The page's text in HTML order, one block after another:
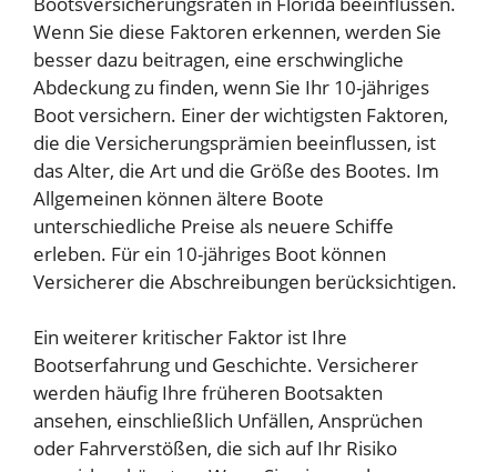
Wenn Sie diese Faktoren erkennen, werden Sie
besser dazu beitragen, eine erschwingliche
Abdeckung zu finden, wenn Sie Ihr 10-jähriges
Boot versichern. Einer der wichtigsten Faktoren,
die die Versicherungsprämien beeinflussen, ist
das Alter, die Art und die Größe des Bootes. Im
Allgemeinen können ältere Boote
unterschiedliche Preise als neuere Schiffe
erleben. Für ein 10-jähriges Boot können
Versicherer die Abschreibungen berücksichtigen.
Ein weiterer kritischer Faktor ist Ihre
Bootserfahrung und Geschichte. Versicherer
werden häufig Ihre früheren Bootsakten
ansehen, einschließlich Unfällen, Ansprüchen
oder Fahrverstößen, die sich auf Ihr Risiko